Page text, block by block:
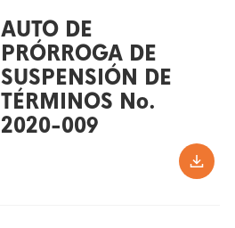
AUTO DE
PRÓRROGA DE
SUSPENSIÓN DE
TÉRMINOS No.
2020-009